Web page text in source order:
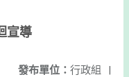
宣導
發布單位： 行政組 |